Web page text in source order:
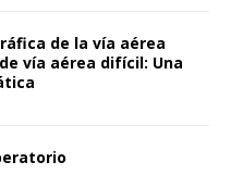
de la vía aérea
vía aérea difícil: Una